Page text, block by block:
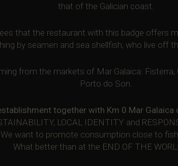
that of the Galician coast.
that the restaurant with this badge offers
by seamen and sea shellfish, who live off
from the markets of Mar Galaica: Fisterra,
Porto do Son.
together with Km 0 Mar
LOCAL IDENTITY and
We want to promote consumption close to
What better than at the END OF THE